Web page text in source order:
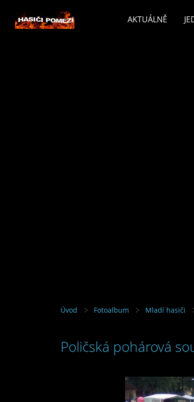
AKTUÁLNĚ
Úvod Fotoalbum Mladí hasiči
Poličská pohárová